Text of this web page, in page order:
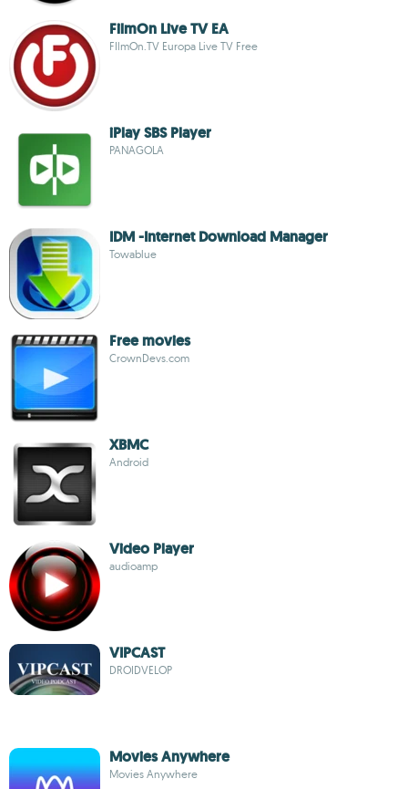
FilmOn Live TV EA
FIlmOn.TV Europa Live TV Free
iPlay SBS Player
PANAGOLA
IDM -Internet Download Manager
Towablue
Free movies
CrownDevs.com
XBMC
Android
Video Player
audioamp
VIPCAST
DROIDVELOP
Movies Anywhere
Movies Anywhere